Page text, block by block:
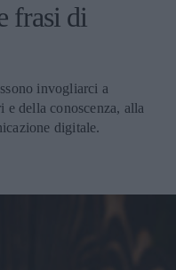
frasi di
invogliarci a
della conoscenza, alla
digitale.